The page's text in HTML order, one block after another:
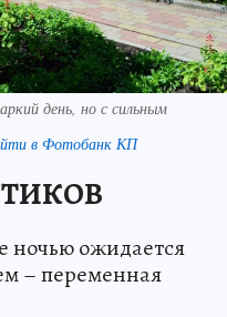
день, но с сильным
в Фотобанк КП
ночью ожидается
– переменная